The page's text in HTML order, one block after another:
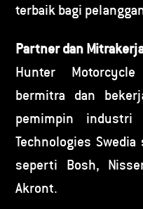
terbaik bagi
Partner dan
Hunter
bermitra dan
pemimpin
Technologies
seperti Bosh,
Akront.